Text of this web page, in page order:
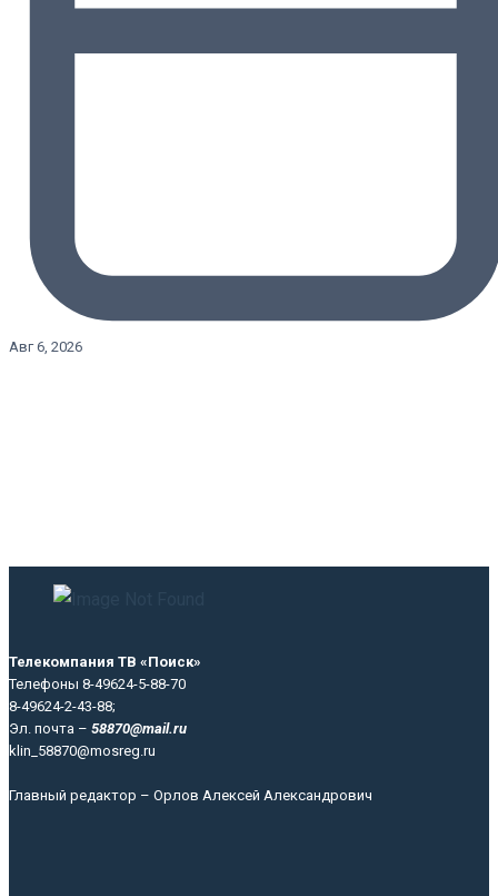
Авг 6, 2026
Телекомпания ТВ «Поиск»
Телефоны 8-49624-5-88-70
8-49624-2-43-88;
Эл. почта – 58870@mail.ru
klin_58870@mosreg.ru
Главный редактор – Орлов Алексей Александрович